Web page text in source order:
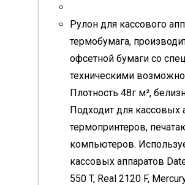
Рулон для кассового
термобумага,
офсетной бумаги со
техническими
Плотность 48г м²,
Подходит для кассовых
термопринтеров,
компьютеров.
кассовых аппаратов
550 T, Real 2120 F,